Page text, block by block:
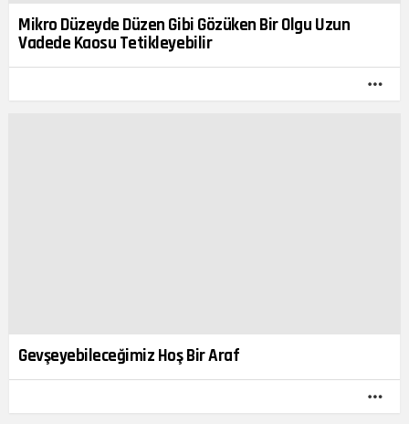
Mikro Düzeyde Düzen Gibi Gözüken Bir Olgu Uzun
Vadede Kaosu Tetikleyebilir
Gevşeyebileceğimiz Hoş Bir Araf